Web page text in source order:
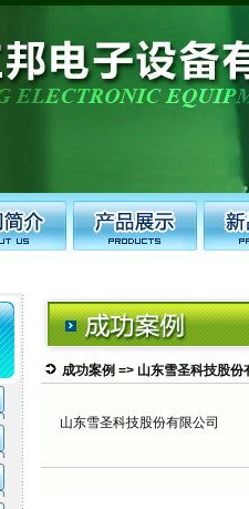
成功案例 => 山东雪圣科技股份
山东雪圣科技股份有限公司